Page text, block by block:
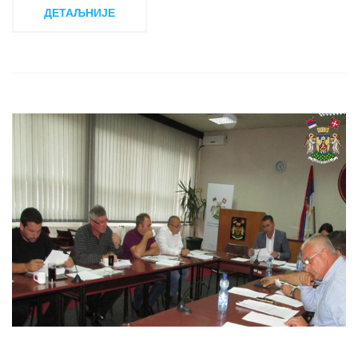
ДЕТАЉНИЈЕ